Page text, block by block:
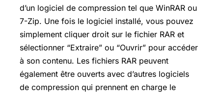
d’un logiciel de compression tel que WinRAR ou
7-Zip. Une fois le logiciel installé, vous pouvez
simplement cliquer droit sur le fichier RAR et
sélectionner “Extraire” ou “Ouvrir” pour accéder
à son contenu. Les fichiers RAR peuvent
également être ouverts avec d’autres logiciels
de compression qui prennent en charge le